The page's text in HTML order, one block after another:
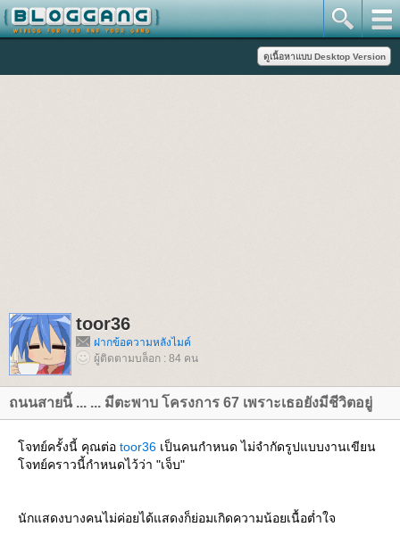
toor36
ฝากข้อความหลังไมค์
ผู้ติดตามบล็อก : 84 คน
ถนนสายนี้ ... ... มีตะพาบ โครงการ 67 เพราะเธอยังมีชีวิตอยู่
จทย์ครั้งนี้ คุณต่อ toor36 เป็นคนกำหนด ไม่จำกัดรูปแบบงานเขียน
จทย์คราวนี้กำหนดไว้ว่า "เจ็บ"
นักแสดงบางคนไม่ค่อยได้แสดงก็ย่อมเกิดความน้อยเนื้อต่ำใจ